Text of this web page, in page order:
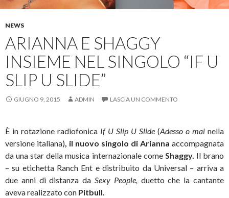
NEWS
ARIANNA E SHAGGY
INSIEME NEL SINGOLO “IF U
SLIP U SLIDE”
GIUGNO 9, 2015 ADMIN LASCIA UN COMMENTO
È in rotazione radiofonica If U Slip U Slide (Adesso o mai nella
versione italiana) , il nuovo singolo di Arianna accompagnata
da una star della musica internazionale come Shaggy. Il brano
– su etichetta Ranch Ent e distribuito da Universal – arriva a
due anni di distanza da Sexy People, duetto che la cantante
aveva realizzato con Pitbull.